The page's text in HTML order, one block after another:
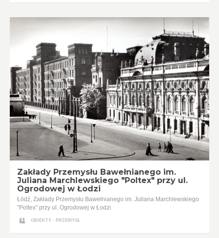
Zakłady Przemysłu Bawełnianego im.
Juliana Marchlewskiego "Poltex" przy ul.
Ogrodowej w Łodzi
Łódź, Zakłady Przemysłu Bawełnianego im. Juliana Marchlewskiego
"Poltex" przy ul. Ogrodowej w Łodzi
OBIEKTY - PRZEMYSŁ